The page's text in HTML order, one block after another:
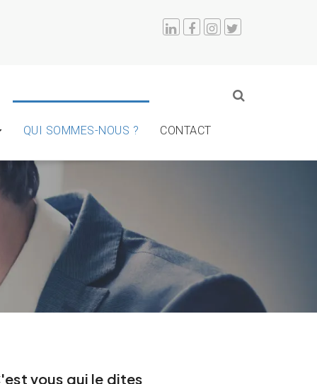
QUI SOMMES-NOUS ? CONTACT
vous qui le dites